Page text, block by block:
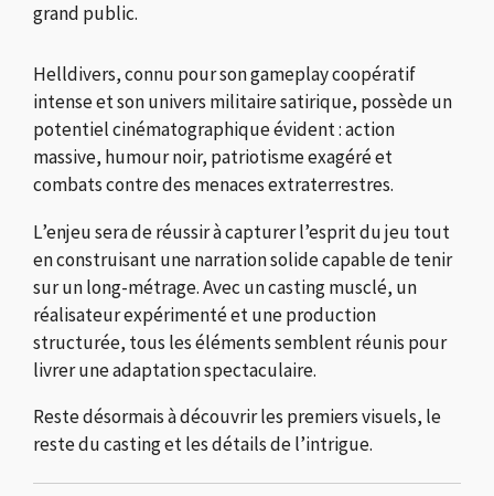
grand public.
Helldivers, connu pour son gameplay coopératif
intense et son univers militaire satirique, possède un
potentiel cinématographique évident : action
massive, humour noir, patriotisme exagéré et
combats contre des menaces extraterrestres.
L’enjeu sera de réussir à capturer l’esprit du jeu tout
en construisant une narration solide capable de tenir
sur un long-métrage. Avec un casting musclé, un
réalisateur expérimenté et une production
structurée, tous les éléments semblent réunis pour
livrer une adaptation spectaculaire.
Reste désormais à découvrir les premiers visuels, le
reste du casting et les détails de l’intrigue.